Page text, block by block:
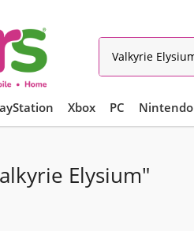
Xbox PC Nintendo
Elysium"